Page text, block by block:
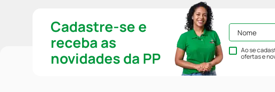
Cadastre-se e
receba as
novidades da PP
Ao se
ofertas e